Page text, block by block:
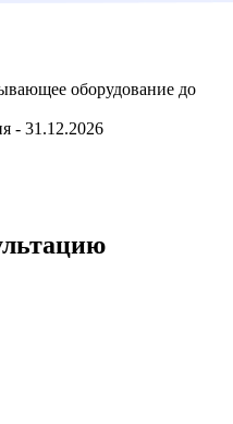
оборудование до
- 31.12.2026